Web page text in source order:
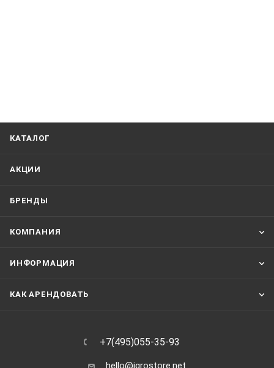
КАТАЛОГ
АКЦИИ
БРЕНДЫ
КОМПАНИЯ
ИНФОРМАЦИЯ
КАК АРЕНДОВАТЬ
+7(495)055-35-93
hello@igrostore.net